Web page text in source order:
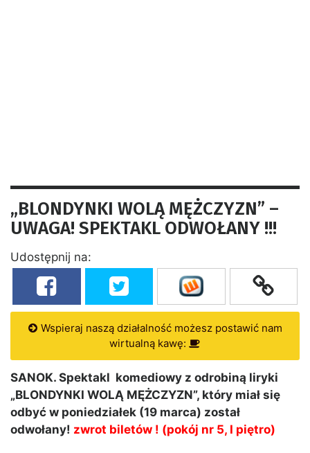
„BLONDYNKI WOLĄ MĘŻCZYZN” –
UWAGA! SPEKTAKL ODWOŁANY !!!
Udostępnij na:
Wspieraj naszą działalność możesz postawić nam
wirtualną kawę:
SANOK. Spektakl komediowy z odrobiną liryki
„BLONDYNKI WOLĄ MĘŻCZYZN”, który miał się
odbyć w poniedziałek (19 marca) został
odwołany! zwrot biletów ! (pokój nr 5, I piętro)